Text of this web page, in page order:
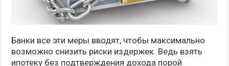
Банки все эти меры вводят, чтобы максимально
возможно снизить риски издержек. Ведь взять
ипотеку без подтверждения дохода порой